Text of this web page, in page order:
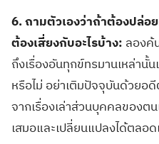
6.ถามตัวเองว่าถ้าต้องปล่อ
ต้องเสี่ยงกับอะไรบ้าง: ลองค้
ถึงเรื่องอันทุกข์ทรมานเหล่านั้
หรือไม่ อย่าเติมปัจจุบันด้วยอ
จากเรื่องเล่าส่วนบุคคลของต
เสมอและเปลี่ยนแปลงได้ตลอด